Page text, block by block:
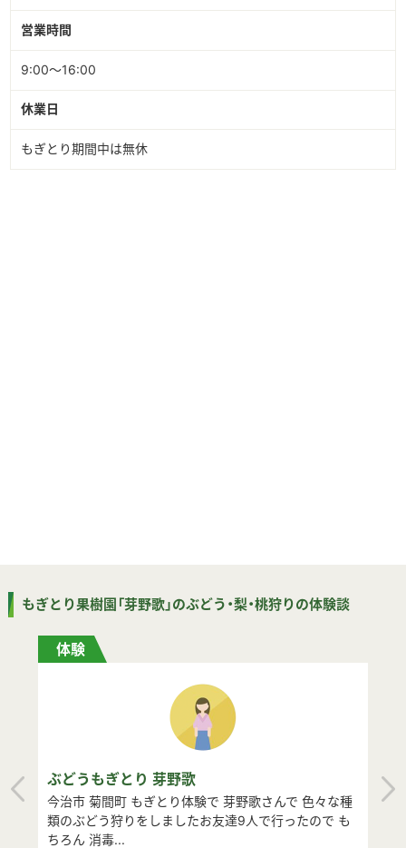
営業時間
9:00～16:00
休業日
もぎとり期間中は無休
もぎとり果樹園「芽野歌」のぶどう・梨・桃狩りの体験談
体験
ぶどうもぎとり 芽野歌
今治市 菊間町 もぎとり体験で 芽野歌さんで 色々な種
類のぶどう狩りをしましたお友達9人で行ったので も
ちろん 消毒...